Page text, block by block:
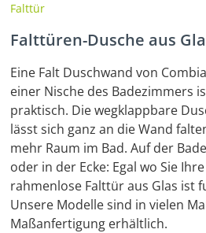
Falttür
Falttüren-Dusche aus
Eine Falt Duschwand von
einer Nische des Badezimmers
praktisch. Die wegklappbare
lässt sich ganz an die Wand
mehr Raum im Bad. Auf der
oder in der Ecke: Egal wo Sie
rahmenlose Falttür aus Glas ist
Unsere Modelle sind in vielen
Maßanfertigung erhältlich.